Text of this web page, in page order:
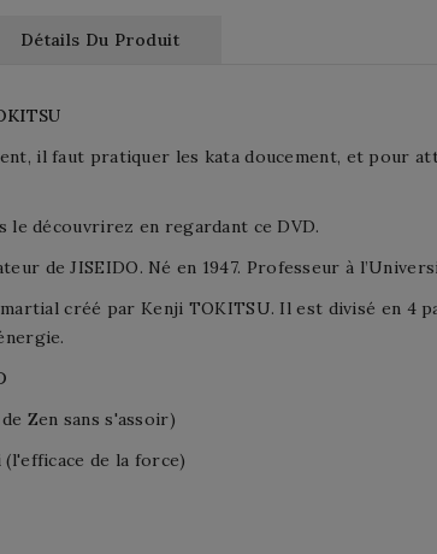
Détails Du Produit
il faut pratiquer les kata doucement, et pour
le découvrirez en regardant ce DVD.
de JISEIDO. Né en 1947. Professeur à
créé par Kenji TOKITSU. Il est divisé en 4
Zen sans s'assoir)
de la force)